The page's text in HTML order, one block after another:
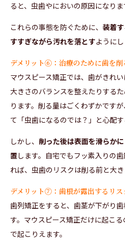
ると、虫歯やにおいの原因になりま
これらの事態を防ぐために、 装着
すすぎながら汚れを落とすようにし
デメリット➅：治療のために歯を削
マウスピース矯正では、歯がきれ
大きさのバランスを整えたりする
ります。削る量はごくわずかです
て「虫歯になるのでは？」と心配
しかし、 削った後は表面を滑らか
置 します。自宅でもフッ素入りの
れば、虫歯のリスクは削る前と大き
デメリット➆：歯根が露出するリス
歯列矯正をすると、歯茎が下がり
す。マウスピース矯正だけに起こ
で起こりえます。